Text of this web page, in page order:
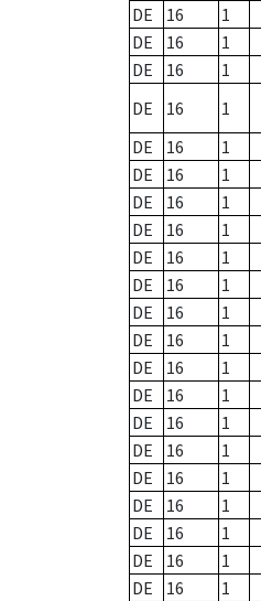
DE
16 1
DE
16 1
DE
16 1
DE
16 1
DE
16 1
DE
16 1
DE
16 1
DE
16 1
DE
16 1
DE
16 1
DE
16 1
DE
16 1
DE
16 1
DE
16 1
DE
16 1
DE
16 1
DE
16 1
DE
16 1
DE
16 1
DE
16 1
DE
16 1